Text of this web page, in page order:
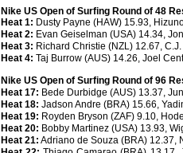
Nike US Open of Surfing Round of 48
Heat 1: Dusty Payne (HAW) 15.93,
Heat 2: Evan Geiselman (USA) 14.34,
Heat 3: Richard Christie (NZL) 12.67,
Heat 4: Taj Burrow (AUS) 14.26, Joel
Nike US Open of Surfing Round of 96
Heat 17: Bede Durbidge (AUS) 13.37,
Heat 18: Jadson Andre (BRA) 15.66,
Heat 19: Royden Bryson (ZAF) 9.10,
Heat 20: Bobby Martinez (USA) 13.93,
Heat 21: Adriano de Souza (BRA) 12.37,